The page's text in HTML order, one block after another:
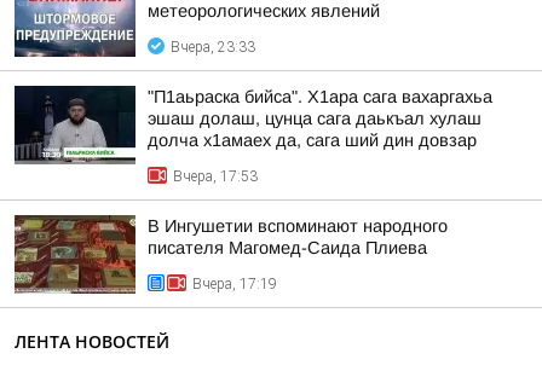
метеорологических явлений
Вчера, 23:33
"П1аьраска бийса". Х1ара сага вахаргахьа
эшаш долаш, цунца сага даькъал хулаш
долча х1амаех да, сага ший дин довзар
Вчера, 17:53
В Ингушетии вспоминают народного
писателя Магомед-Саида Плиева
Вчера, 17:19
ЛЕНТА НОВОСТЕЙ